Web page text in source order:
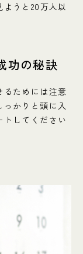
うと20万人以
功の秘訣
るためには注意
っかりと頭に入
してください